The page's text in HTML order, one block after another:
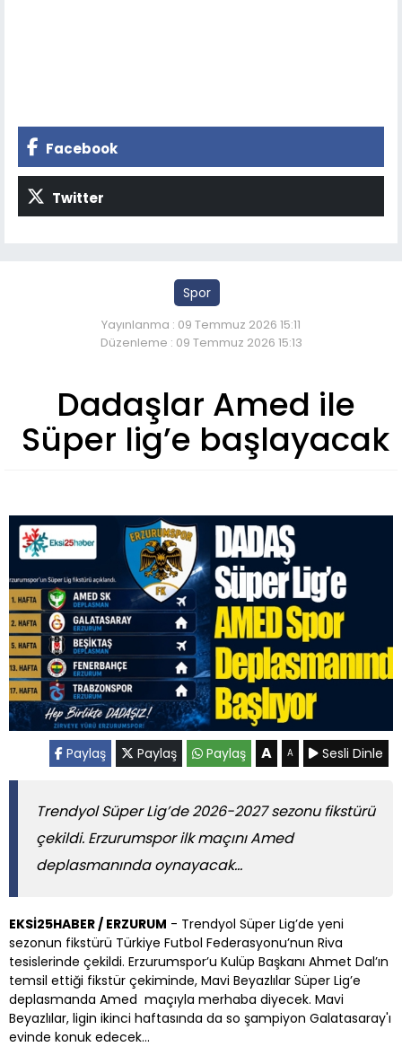
Facebook
Twitter
Spor
Yayınlanma : 09 Temmuz 2026 15:11
Düzenleme : 09 Temmuz 2026 15:13
Dadaşlar Amed ile
Süper lig’e başlayacak
Paylaş Paylaş Paylaş A A Sesli Dinle
Trendyol Süper Lig’de 2026-2027 sezonu fikstürü
çekildi. Erzurumspor ilk maçını Amed
deplasmanında oynayacak…
EKSİ25HABER / ERZURUM - Trendyol Süper Lig’de yeni
sezonun fikstürü Türkiye Futbol Federasyonu’nun Riva
tesislerinde çekildi. Erzurumspor’u Kulüp Başkanı Ahmet Dal’ın
temsil ettiği fikstür çekiminde, Mavi Beyazlılar Süper Lig’e
deplasmanda Amed maçıyla merhaba diyecek. Mavi
Beyazlılar, ligin ikinci haftasında da so şampiyon Galatasaray'ı
evinde konuk edecek...